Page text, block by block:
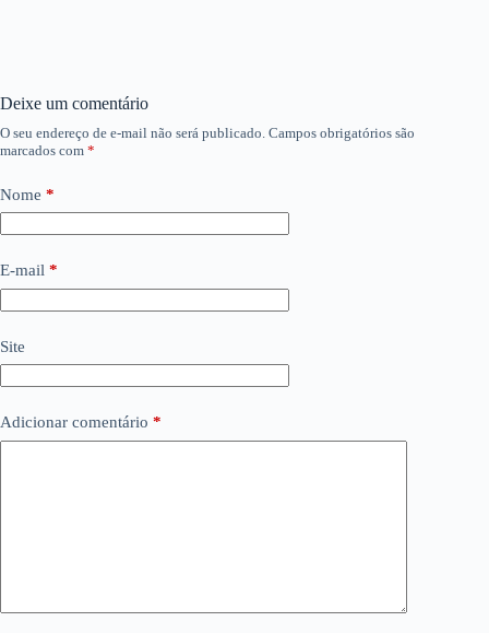
Deixe um comentário
O seu endereço de e-mail não será publicado. Campos obrigatórios são
marcados com *
Nome *
E-mail *
Site
Adicionar comentário *